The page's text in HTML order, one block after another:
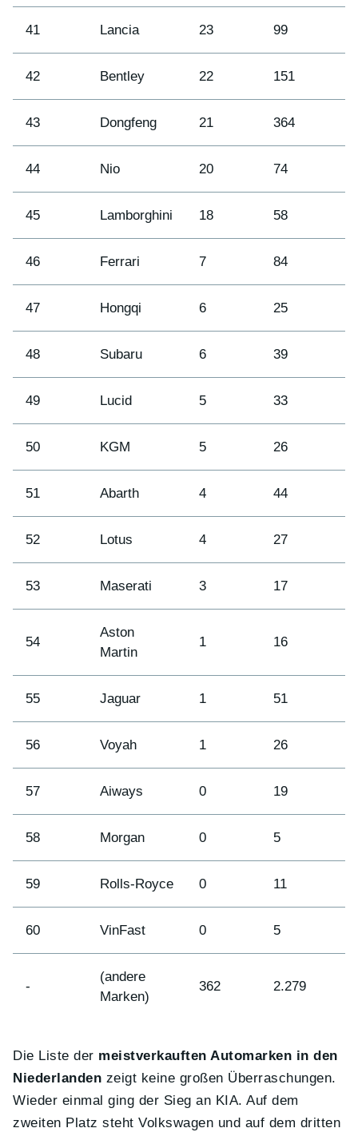
41 Lancia 23 99
42 Bentley 22 151
43 Dongfeng 21 364
44 Nio 20 74
45 Lamborghini 18 58
46 Ferrari 7 84
47 Hongqi 6 25
48 Subaru 6 39
49 Lucid 5 33
50 KGM 5 26
51 Abarth 4 44
52 Lotus 4 27
53 Maserati 3 17
54
Aston
Martin
1 16
55 Jaguar 1 51
56 Voyah 1 26
57 Aiways 0 19
58 Morgan 0 5
59 Rolls-Royce 0 11
60 VinFast 0 5
-
(andere
Marken)
362 2.279
Die Liste der meistverkauften Automarken in den
Niederlanden zeigt keine großen Überraschungen.
Wieder einmal ging der Sieg an KIA. Auf dem
zweiten Platz steht Volkswagen und auf dem dritten